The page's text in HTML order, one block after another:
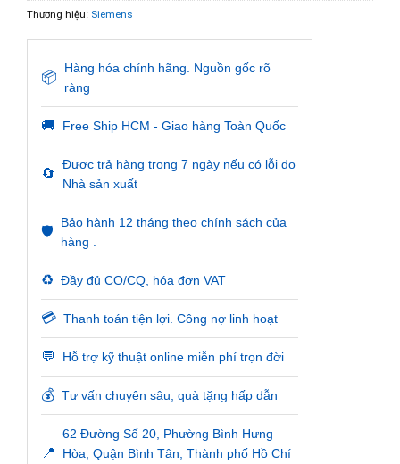
Thương hiệu: Siemens
📦
Hàng hóa chính hãng. Nguồn gốc rõ
ràng
🚚 Free Ship HCM - Giao hàng Toàn Quốc
🔄
Được trả hàng trong 7 ngày nếu có lỗi do
Nhà sản xuất
🛡️
Bảo hành 12 tháng theo chính sách của
hàng .
♻️ Đầy đủ CO/CQ, hóa đơn VAT
💳 Thanh toán tiện lợi. Công nợ linh hoạt
💬 Hỗ trợ kỹ thuật online miễn phí trọn đời
💰 Tư vấn chuyên sâu, quà tặng hấp dẫn
📍
62 Đường Số 20, Phường Bình Hưng
Hòa, Quận Bình Tân, Thành phố Hồ Chí